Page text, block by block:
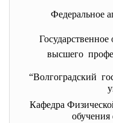
Федеральное
Государственное
высшего
“Волгоградский
Кафедра
обучения